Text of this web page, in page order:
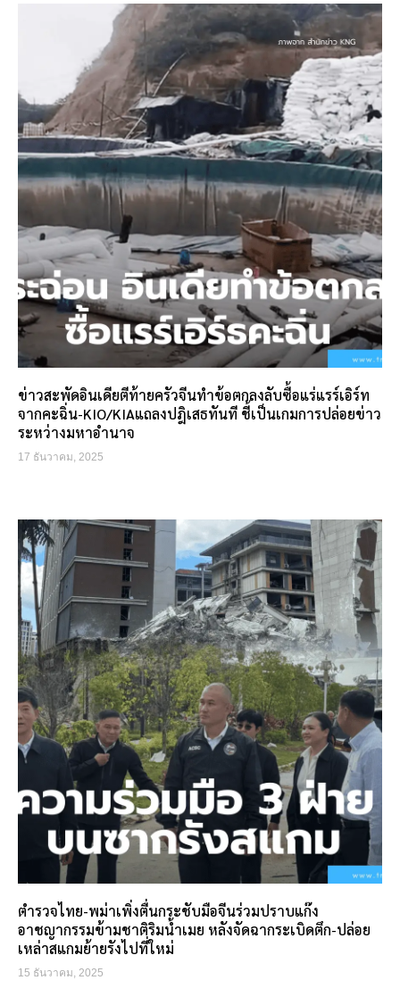
ข่าวสะพัดอินเดียตีท้ายครัวจีนทำข้อตกลงลับซื้อแร่แรร์เอิร์ท
จากคะฉิ่น-KIO/KIAแถลงปฎิเสธทันที ชี้เป็นเกมการปล่อยข่าว
ระหว่างมหาอำนาจ
17 ธันวาคม, 2025
ตำรวจไทย-พม่าเพิ่งตื่นกระชับมือจีนร่วมปราบแก๊ง
อาชญากรรมข้ามชาติริมน้ำเมย หลังจัดฉากระเบิดตึก-ปล่อย
เหล่าสแกมย้ายรังไปที่ใหม่
15 ธันวาคม, 2025